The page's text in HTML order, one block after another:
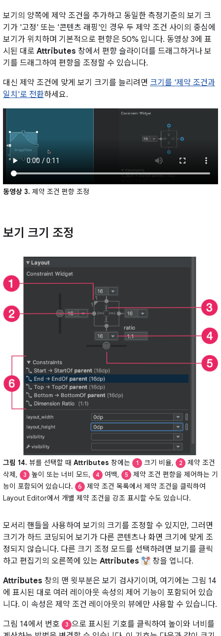
보기의 양쪽에 제약 조건을 추가하고 동일한 측정기준의 보기 크
기가 '고정' 또는 '콘텐츠 래핑'인 경우 두 제약 조건 사이의 중심에
보기가 위치하며 기본적으로 편향은 50% 입니다. 동영상 3에 표
시된 대로 Attributes 창에서 편향 슬라이더를 드래그하거나 보
기를 드래그하여 편향을 조정할 수 있습니다.
대신 제약 조건에 맞게 보기 크기를 늘리려면 크기를 '제약 조건과
일치'로 전환하세요.
동영상 3. 제약 조건 편향 조정
보기 크기 조정
그림 14. 뷰를 선택할 때 Attributes 창에는 1 크기 비율, 2
제약 조건
삭제,
3 높이 또는 너비 모드, 4 여백, 5
제약 조건 편향을 제어하는 기
능이 포함되어 있습니다.
6
제약 조건 목록에서 제약 조건을 클릭하여
Layout Editor에서 개별 제약 조건을 강조 표시할 수도 있습니다.
모서리 핸들을 사용하여 보기의 크기를 조정할 수 있지만, 그러면
크기가 하드 코딩되어 보기가 다른 콘텐츠나 화면 크기에 맞게 조
정되지 않습니다. 다른 크기 조정 모드를 선택하려면 보기를 클릭
하고 편집기의 오른쪽에 있는 Attributes
창을 엽니다.
Attributes 창의 맨 윗부분은 보기 검사기이며, 여기에는 그림 14
에 표시된 대로 여러 레이아웃 속성의 제어 기능이 포함되어 있습
니다. 이 속성은 제약 조건 레이아웃의 뷰에만 사용할 수 있습니다.
그림 14에서 번호
3 으로 표시된 기호를 클릭하여 높이와 너비를